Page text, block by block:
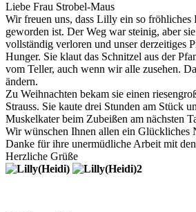
Liebe Frau Strobel-Maus
Wir freuen uns, dass Lilly ein so fröhliches
geworden ist. Der Weg war steinig, aber
vollständig verloren und unser derzeitiges
Hunger. Sie klaut das Schnitzel aus der
vom Teller, auch wenn wir alle zusehen.
ändern.
Zu Weihnachten bekam sie einen
Strauss. Sie kaute drei Stunden am Stück
Muskelkater beim Zubeißen am nächsten
Wir wünschen Ihnen allen ein Glückliches
Danke für ihre unermüdliche Arbeit mit
Herzliche Grüße